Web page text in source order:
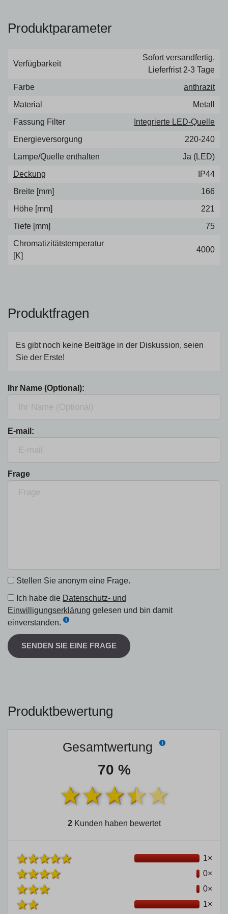
Produktparameter
Verfügbarkeit
Sofort versandfertig,
Lieferfrist 2-3 Tage
Farbe
anthrazit
Material
Metall
Fassung Filter
Integrierte LED-Quelle
Energieversorgung
220-240
Lampe/Quelle enthalten
Ja (LED)
Deckung
IP44
Breite [mm]
166
Höhe [mm]
221
Tiefe [mm]
75
Chromatizitätstemperatur
[K]
4000
Produktfragen
Es gibt noch keine Beiträge in der Diskussion, seien
Sie der Erste!
Ihr Name (Optional):
E-mail:
Frage
Stellen Sie anonym eine Frage.
Ich habe die Datenschutz- und
Einwilligungserklärung gelesen und bin damit
einverstanden.
SENDEN SIE EINE FRAGE
Produktbewertung
Gesamtwertung
70 %
2Kunden haben bewertet
1×
0×
0×
1×